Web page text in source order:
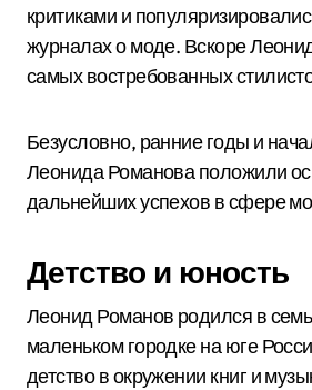
критиками и
журналах о моде. Вскоре
самых востребованных
Безусловно, ранние годы и
Леонида Романова положили
дальнейших успехов в сфере
Детство и юность
Леонид Романов родился в
маленьком городке на юге
детство в окружении книг и